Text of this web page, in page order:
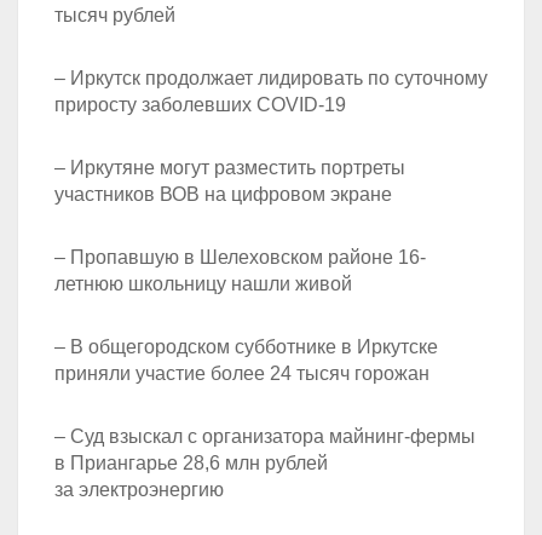
тысяч рублей
– Иркутск продолжает лидировать по суточному
приросту заболевших COVID-19
– Иркутяне могут разместить портреты
участников ВОВ на цифровом экране
– Пропавшую в Шелеховском районе 16-
летнюю школьницу нашли живой
– В общегородском субботнике в Иркутске
приняли участие более 24 тысяч горожан
– Суд взыскал с организатора майнинг-фермы
в Приангарье 28,6 млн рублей
за электроэнергию